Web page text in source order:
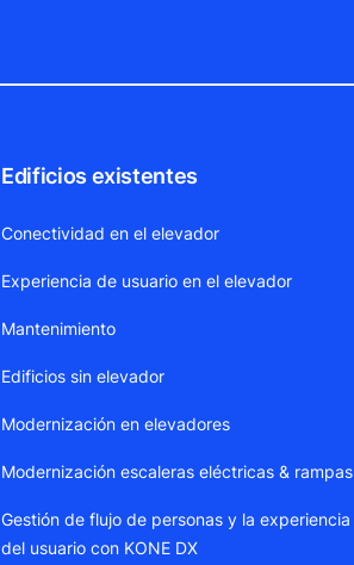
Edificios existentes
Conectividad en el elevador
Experiencia de usuario en el elevador
Mantenimiento
Edificios sin elevador
Modernización en elevadores
Modernización escaleras eléctricas & rampas
Gestión de flujo de personas y la experiencia
del usuario con KONE DX